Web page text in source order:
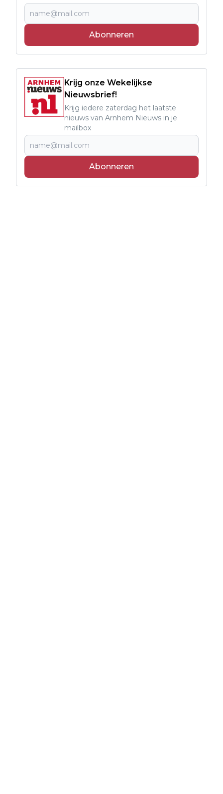
Abonneren
Krijg onze Wekelijkse
Nieuwsbrief!
Krijg iedere zaterdag het laatste
nieuws van Arnhem Nieuws in je
mailbox
Abonneren